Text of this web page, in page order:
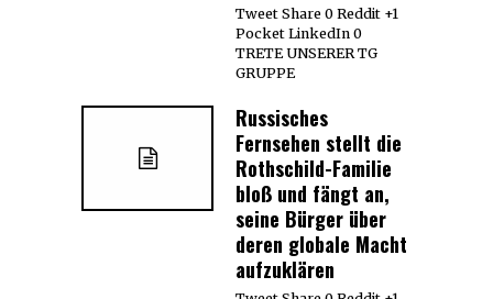
Tweet Share 0 Reddit +1
Pocket LinkedIn 0
TRETE UNSERER TG
GRUPPE
Russisches
Fernsehen stellt die
Rothschild-Familie
bloß und fängt an,
seine Bürger über
deren globale Macht
aufzuklären